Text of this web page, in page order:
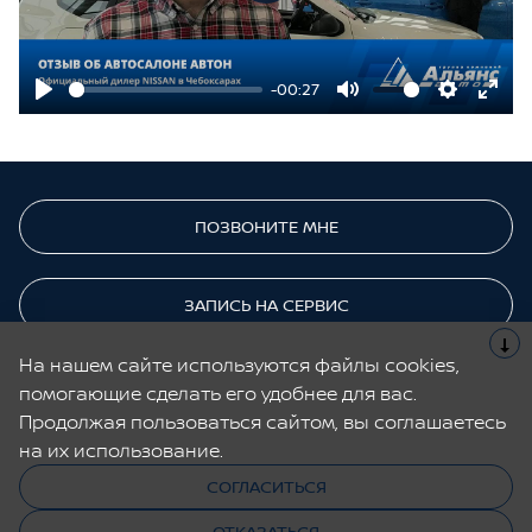
Play
-00:27
Mute Settings
ПОЗВОНИТЕ МНЕ
ЗАПИСЬ НА СЕРВИС
Cайт не является публичной офертой.
Все содержащиеся на Сайте сведения носят исключительно
информационный характер и не является исчерпывающими.
© 2026, Nissan Cделано в UDP Auto
На нашем сайте используются файлы cookies,
помогающие сделать его удобнее для вас.
Продолжая пользоваться сайтом, вы соглашаетесь
на их использование.
СОГЛАСИТЬСЯ
на